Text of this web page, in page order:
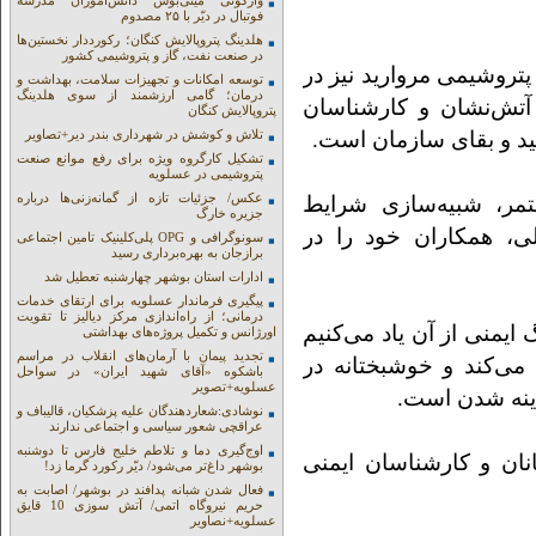
مروارید نیز در
و کارشناسان
شبیه‌سازی شرایط
همکاران خود را در
ایمنی از آن یاد می‌کنیم
می‌کند و خوشبختانه در
شدن است.
و کارشناسان ایمنی
فوتبال در دیّر با ۲۵ مصدوم
هلدینگ پتروپالایش کنگان؛ رکورددار نخستین‌ها
در صنعت نفت، گاز و پتروشیمی کشور
توسعه امکانات و تجهیزات سلامت، بهداشت و
درمان؛ گامی ارزشمند از سوی هلدینگ
پتروپالایش کنگان
تلاش و کوشش در شهرداری بندر دیر+تصاویر
تشکیل کارگروه ویژه برای رفع موانع صنعت
پتروشیمی در عسلویه
عکس/ جزئیات تازه از گمانه‌زنی‌ها درباره
جزیره خارگ
سونوگرافی و OPG پلی‌کلینیک تامین اجتماعی
برازجان به بهره‌برداری رسید
ادارات استان بوشهر چهارشنبه تعطیل شد
پیگیری فرماندار عسلویه برای ارتقای خدمات
درمانی؛ از راه‌اندازی مرکز دیالیز تا تقویت
اورژانس و تکمیل پروژه‌های بهداشتی
تجدید پیمان با آرمان‌های انقلاب در مراسم
باشکوه «آقای شهید ایران» در سواحل
عسلویه+تصویر
نوشادی:شعاردهندگان علیه پزشکیان، قالیباف و
عراقچی شعور سیاسی و اجتماعی ندارند
اوج‌گیری دما و تلاطم خلیج فارس تا دوشنبه
بوشهر داغ‌تر می‌شود/ دیّر رکورد گرما زد!
فعال شدن شبانه پدافند در بوشهر/ اصابت به
حریم نیروگاه اتمی/ آتش سوزی 10 قایق
عسلویه+نصاویر